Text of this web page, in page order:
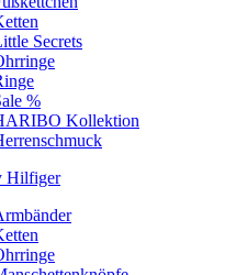
Secrets
%
Kollektion
Hilfiger